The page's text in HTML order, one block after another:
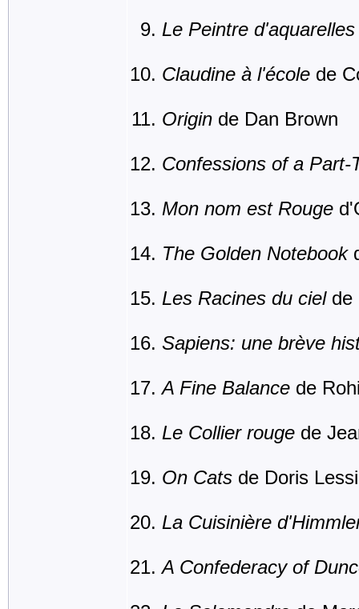
Le Peintre d'aquarelles
Claudine à l'école de
Origin de Dan Brown
Confessions of a Part-
Mon nom est Rouge
The Golden Notebook
Les Racines du cielde
Sapiens: une brève
A Fine Balance de
Le Collier rouge de
On Cats de Doris
La Cuisinière
A Confederacy of